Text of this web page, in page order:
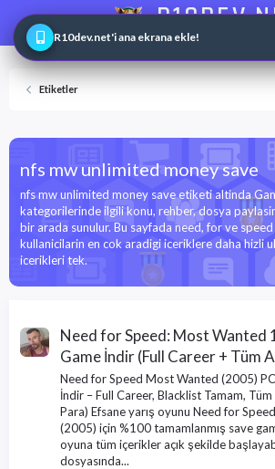
Web ve Game
Etiketler
nfs mw unlimited money save
nfs mw unlimited money save etiketi altinda
kategorilerinde ilgili konu, rehber, dosya
bir arada sunulur. Bu sayfada need, for ve
kullanicilarin en cok aradigi iceriklere daha hizli
icerikleri tek.
Need for Speed: Most Wanted
Game İndir (Full Career + Tüm
Need for Speed Most Wanted (2005)
İndir – Full Career, Blacklist Tamam,
Para) Efsane yarış oyunu Need for
(2005) için %100 tamamlanmış save
oyuna tüm içerikler açık şekilde
dosyasında...
R10dev.net'i ana ekrana ekle!